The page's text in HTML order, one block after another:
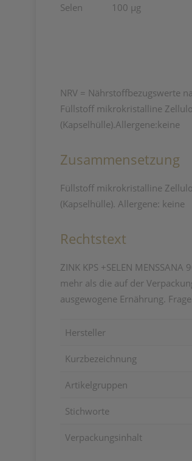
Selen
100 µg
NRV = Nährstoffbezugswerte
Füllstoff mikrokristalline
(Kapselhülle).Allergene:keine
Zusammensetzung
Füllstoff mikrokristalline
(Kapselhülle). Allergene: keine
Rechtstext
ZINK KPS +SELEN
mehr als die auf der
ausgewogene Ernährung.
Hersteller
Kurzbezeichnung
Artikelgruppen
Stichworte
Verpackungsinhalt